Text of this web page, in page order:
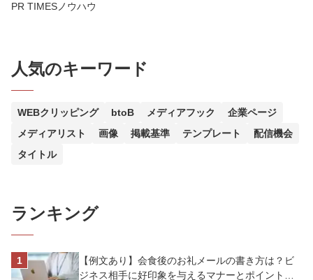
PR TIMESノウハウ
人気のキーワード
WEBクリッピング btoB メディアフック
企業ページ
メディアリスト
画像 掲載基準 テンプレート
配信機会
タイトル
ランキング
【例文あり】会食後のお礼メールの書き方は？ビ
ジネス相手に好印象を与えるマナーとポイントを